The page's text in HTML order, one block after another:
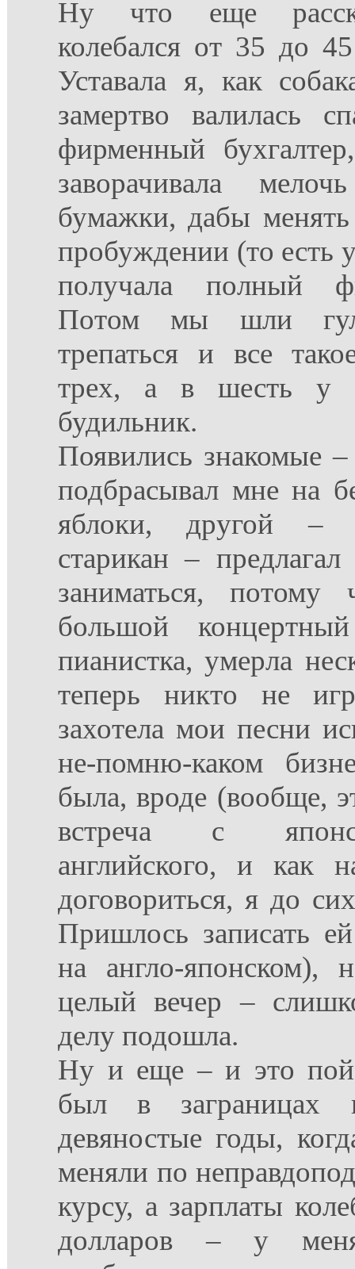
Ну что еще
колебался от 35 до
Уставала я, как
замертво валилась
фирменный
заворачивала
бумажки, дабы
пробуждении (то есть
получала полный
Потом мы шли
трепаться и все
трех, а в шесть у
будильник.
Появились знакомые
подбрасывал мне на
яблоки, другой –
старикан –
заниматься,
большой
пианистка, умерла
теперь никто не
захотела мои песни
не-помню-каком
была, вроде (вообще,
встреча с
английского, и как
договориться, я до
Пришлось записать
на англо-японском),
целый вечер –
делу подошла.
Ну и еще – и это
был в заграницах
девяностые годы,
меняли по
курсу, а зарплаты
долларов – у